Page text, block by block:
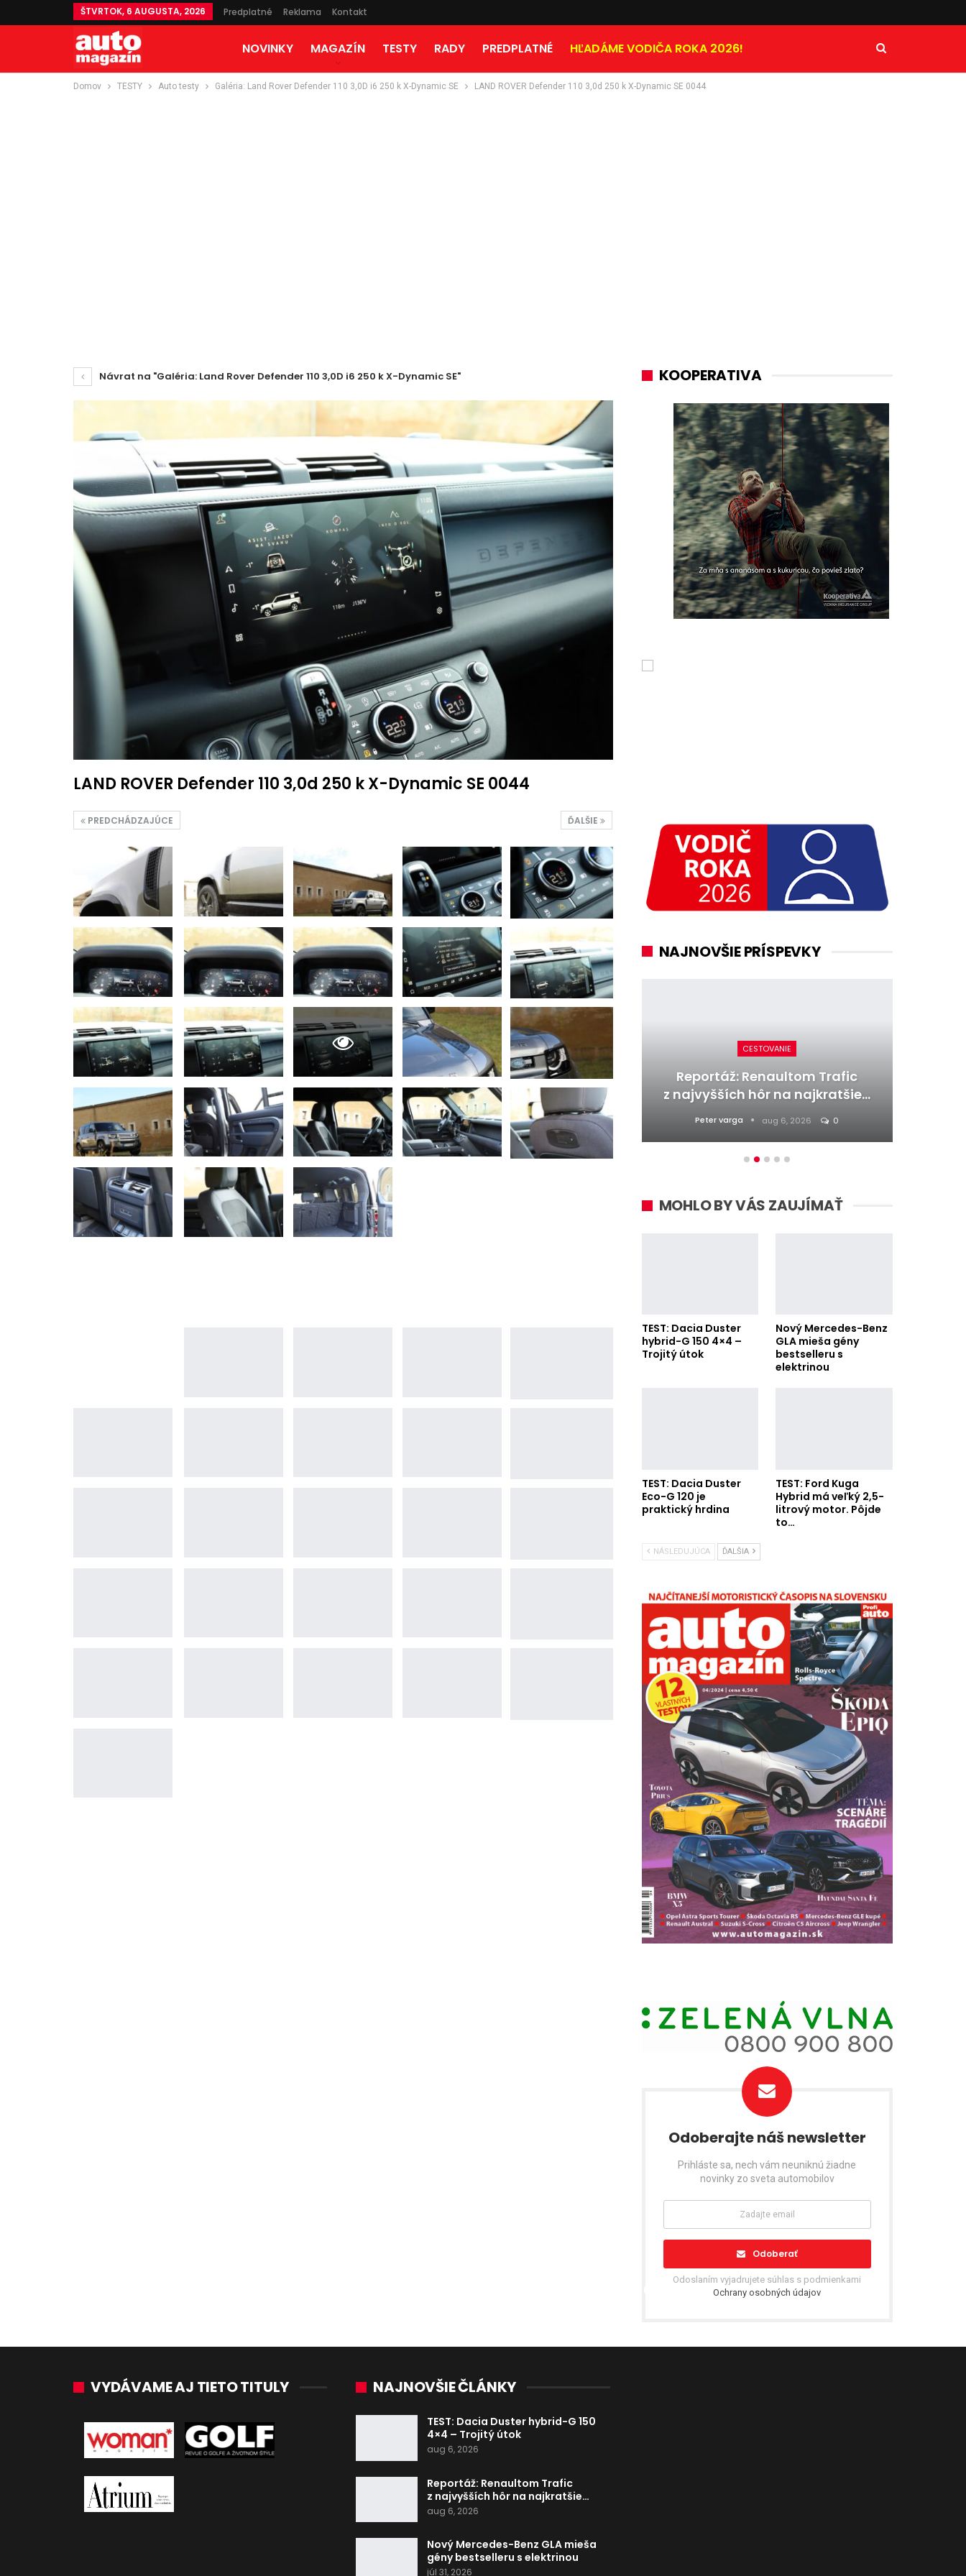
ŠTVRTOK, 6 AUGUSTA, 2026 Predplatné Reklama Kontakt
NOVINKY MAGAZÍN TESTY RADY PREDPLATNÉ HĽADÁME VODIČA ROKA 2026!
Domov TESTY Auto testy Galéria: Land Rover Defender 110 3,0D i6 250 k X-Dynamic SE LAND ROVER Defender 110 3,0d 250 k X-Dynamic SE 0044
Návrat na "Galéria: Land Rover Defender 110 3,0D i6 250 k X-Dynamic SE"
LAND ROVER Defender 110 3,0d 250 k X-Dynamic SE 0044
ĎALŠIE
PREDCHÁDZAJÚCE
KOOPERATIVA
NAJNOVŠIE PRÍSPEVKY
AUTO TESTY
TEST: Ford Kuga Hybrid má veľký
2,5-litrový motor. Pôjde to…
Peter varga júl 31, 2026 0
AUTO TESTY
TEST: Dacia Duster hybrid-G 150
4×4 – Trojitý útok
Daniel Balucha aug 6, 2026 0
CESTOVANIE
Reportáž: Renaultom Trafic
z najvyšších hôr na najkratšie…
Peter varga aug 6, 2026 0
MOHLO BY VÁS ZAUJÍMAŤ
TEST: Dacia Duster
hybrid-G 150 4×4 –
Trojitý útok
Nový Mercedes-Benz
GLA mieša gény
bestselleru s
elektrinou
TEST: Dacia Duster
Eco-G 120 je
praktický hrdina
TEST: Ford Kuga
Hybrid má veľký 2,5-
litrový motor. Pôjde
to…
NÁSLEDUJÚCA ĎALŠIA
Odoberajte náš newsletter
Prihláste sa, nech vám neuniknú žiadne
novinky zo sveta automobilov
Odoberať
Odoslaním vyjadrujete súhlas s podmienkami
Ochrany osobných údajov
VYDÁVAME AJ TIETO TITULY NAJNOVŠIE ČLÁNKY
TEST: Dacia Duster hybrid-G 150
4×4 – Trojitý útok
aug 6, 2026
Reportáž: Renaultom Trafic
z najvyšších hôr na najkratšie…
aug 6, 2026
Nový Mercedes-Benz GLA mieša
gény bestselleru s elektrinou
júl 31, 2026